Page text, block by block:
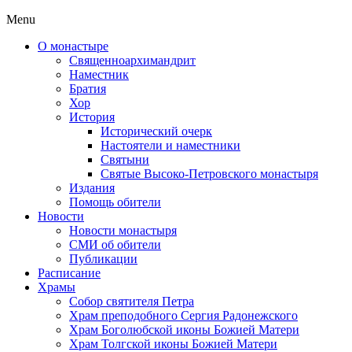
Menu
О монастыре
Священноархимандрит
Наместник
Братия
Хор
История
Исторический очерк
Настоятели и наместники
Святыни
Святые Высоко-Петровского монастыря
Издания
Помощь обители
Новости
Новости монастыря
СМИ об обители
Публикации
Расписание
Храмы
Собор святителя Петра
Храм преподобного Сергия Радонежского
Храм Боголюбской иконы Божией Матери
Храм Толгской иконы Божией Матери